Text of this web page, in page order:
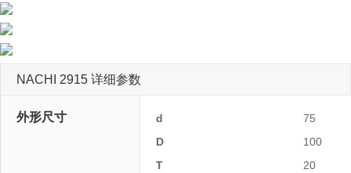
NACHI 2915 详细参数
外形尺寸 d
75
D
100
T
20